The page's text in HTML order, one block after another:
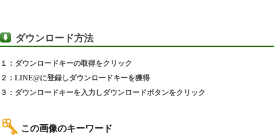
ダウンロード方法
１：ダウンロードキーの取得をクリック
２：LINE@に登録しダウンロードキーを獲得
３：ダウンロードキーを入力しダウンロードボタンをクリック
この画像のキーワード